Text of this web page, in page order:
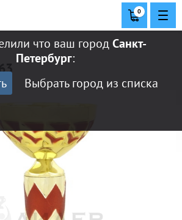
что ваш городСанкт-
Петербург:
Выбрать город из списка
0